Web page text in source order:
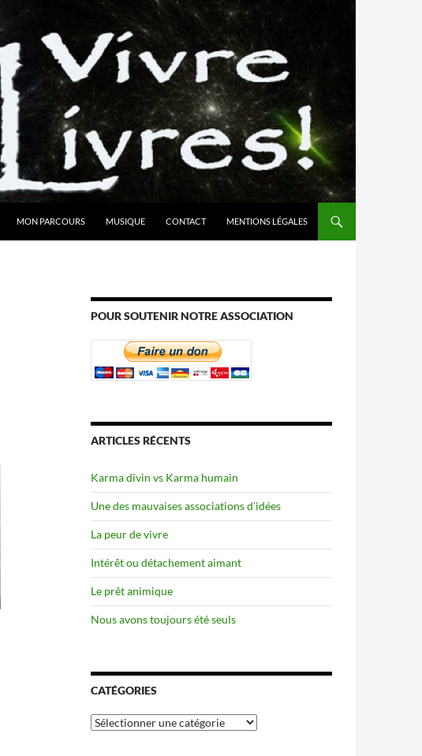
MON PARCOURS MUSIQUE CONTACT MENTIONS LÉGALES
POUR SOUTENIR NOTRE ASSOCIATION
ARTICLES RÉCENTS
Karma divin vs Karma humain
Une des mauvaises associations d’idées
La peur de vivre
Intérêt ou détachement aimant
Le prêt animique
Nous avons toujours été seuls
CATÉGORIES
Catégories